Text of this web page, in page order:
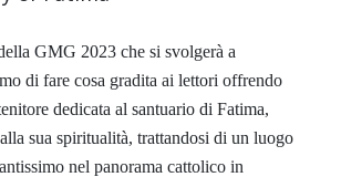
GMG 2023 che si svolgerà a
di fare cosa gradita ai lettori offrendo
dedicata al santuario di Fatima,
sua spiritualità, trattandosi di un luogo
nel panorama cattolico in